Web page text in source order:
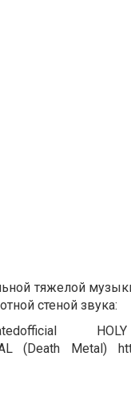
тяжелой
стеной звука:
(Death Metal)